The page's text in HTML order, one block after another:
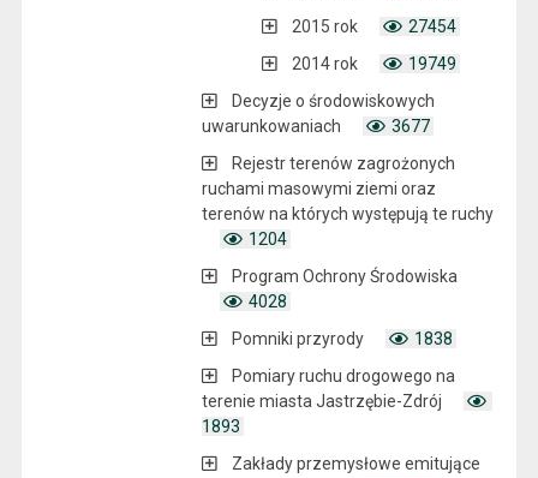
2015 rok
27454
2014 rok
19749
Decyzje o środowiskowych
uwarunkowaniach
3677
Rejestr terenów zagrożonych
ruchami masowymi ziemi oraz
terenów na których występują te ruchy
1204
Program Ochrony Środowiska
4028
Pomniki przyrody
1838
Pomiary ruchu drogowego na
terenie miasta Jastrzębie-Zdrój
1893
Zakłady przemysłowe emitujące